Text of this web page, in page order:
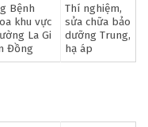
Bệnh
khu vực
La Gi
Đồng
Thí nghiệm,
sửa chữa bảo
dưỡng Trung,
hạ áp